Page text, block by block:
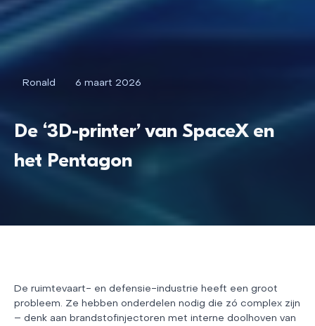
Ronald 6 maart 2026
De ‘3D-printer’ van SpaceX en
het Pentagon
De ruimtevaart- en defensie-industrie heeft een groot
probleem. Ze hebben onderdelen nodig die zó complex zijn
– denk aan brandstofinjectoren met interne doolhoven van